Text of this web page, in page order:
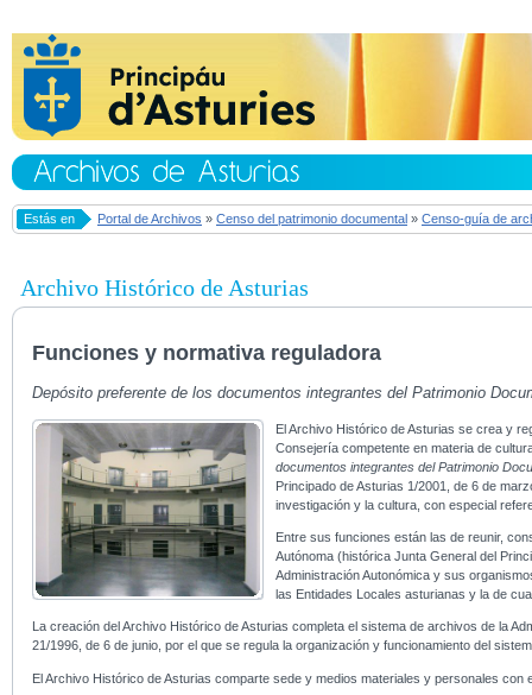
Estás en Portal de Archivos » Censo del patrimonio documental » Censo-guía de
Archivo Histórico de Asturias
Funciones y normativa reguladora
Depósito preferente de los documentos integrantes del Patrimonio
El Archivo Histórico de Asturias se crea y
Consejería competente en materia de
documentos integrantes del Patrimonio
Principado de Asturias 1/2001, de 6 de
investigación y la cultura, con especial
Entre sus funciones están las de reunir,
Autónoma (histórica Junta General del
Administración Autonómica y sus
las Entidades Locales asturianas y la de
La creación del Archivo Histórico de Asturias completa el sistema de archivos de la
21/1996, de 6 de junio, por el que se regula la organización y funcionamiento del
El Archivo Histórico de Asturias comparte sede y medios materiales y personales con